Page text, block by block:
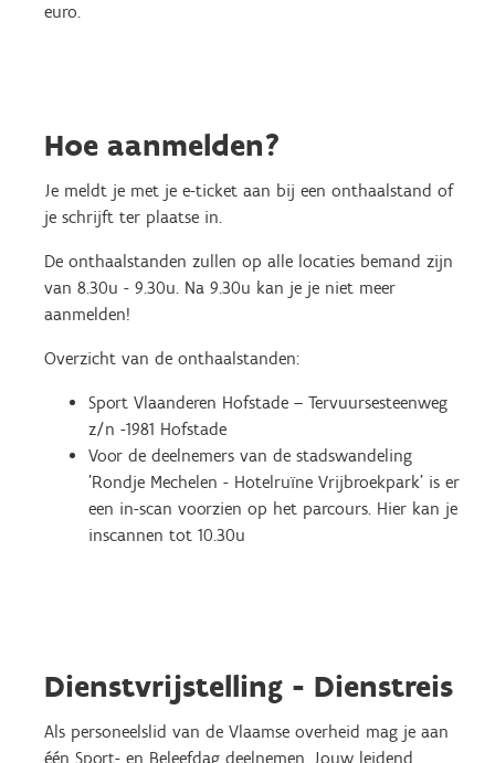
euro.
Hoe aanmelden?
Je meldt je met je e-ticket aan bij een onthaalstand of
je schrijft ter plaatse in.
De onthaalstanden zullen op alle locaties bemand zijn
van 8.30u - 9.30u. Na 9.30u kan je je niet meer
aanmelden!
Overzicht van de onthaalstanden:
Sport Vlaanderen Hofstade – Tervuursesteenweg
z/n -1981 Hofstade
Voor de deelnemers van de stadswandeling
'Rondje Mechelen - Hotelruïne Vrijbroekpark' is er
een in-scan voorzien op het parcours. Hier kan je
inscannen tot 10.30u
Dienstvrijstelling - Dienstreis
Als personeelslid van de Vlaamse overheid mag je aan
één Sport- en Beleefdag deelnemen. Jouw leidend